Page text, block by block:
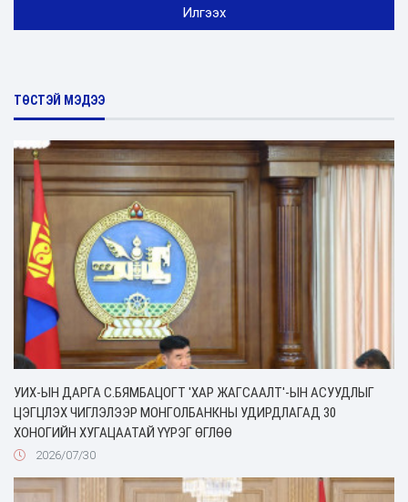
ТӨСТЭЙ МЭДЭЭ
УИХ-ЫН ДАРГА С.БЯМБАЦОГТ 'ХАР ЖАГСААЛТ'-ЫН АСУУДЛЫГ
ЦЭГЦЛЭХ ЧИГЛЭЛЭЭР МОНГОЛБАНКНЫ УДИРДЛАГАД 30
ХОНОГИЙН ХУГАЦААТАЙ ҮҮРЭГ ӨГЛӨӨ
2026/07/30